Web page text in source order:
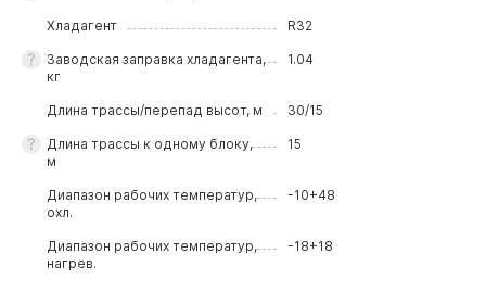
Хладагент R32
Заводская заправка хладагента,
кг
1.04
Длина трассы/перепад высот, м 30/15
Длина трассы к одному блоку,
м
15
Диапазон рабочих температур,
охл.
-10+48
Диапазон рабочих температур,
нагрев.
-18+18